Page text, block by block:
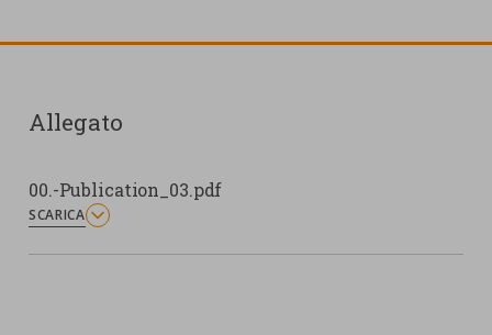
Allegato
00.-Publication_03.pdf
SCARICA